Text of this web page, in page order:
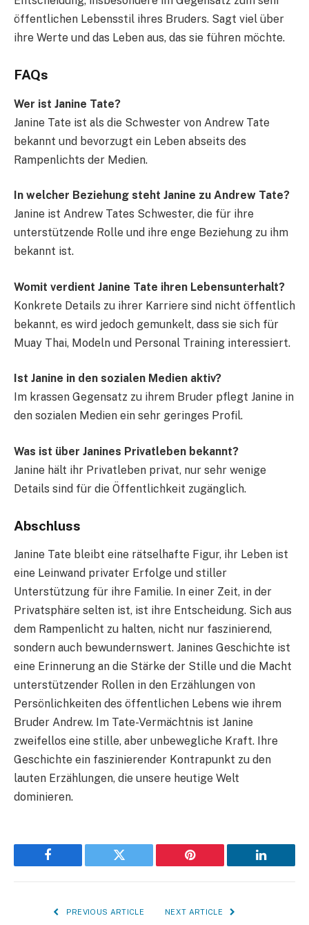
öffentlichen Lebensstil ihres Bruders. Sagt viel über
ihre Werte und das Leben aus, das sie führen möchte.
FAQs
Wer ist Janine Tate?
Janine Tate ist als die Schwester von Andrew Tate
bekannt und bevorzugt ein Leben abseits des
Rampenlichts der Medien.
In welcher Beziehung steht Janine zu Andrew Tate?
Janine ist Andrew Tates Schwester, die für ihre
unterstützende Rolle und ihre enge Beziehung zu ihm
bekannt ist.
Womit verdient Janine Tate ihren Lebensunterhalt?
Konkrete Details zu ihrer Karriere sind nicht öffentlich
bekannt, es wird jedoch gemunkelt, dass sie sich für
Muay Thai, Modeln und Personal Training interessiert.
Ist Janine in den sozialen Medien aktiv?
Im krassen Gegensatz zu ihrem Bruder pflegt Janine in
den sozialen Medien ein sehr geringes Profil.
Was ist über Janines Privatleben bekannt?
Janine hält ihr Privatleben privat, nur sehr wenige
Details sind für die Öffentlichkeit zugänglich.
Abschluss
Janine Tate bleibt eine rätselhafte Figur, ihr Leben ist
eine Leinwand privater Erfolge und stiller
Unterstützung für ihre Familie. In einer Zeit, in der
Privatsphäre selten ist, ist ihre Entscheidung. Sich aus
dem Rampenlicht zu halten, nicht nur faszinierend,
sondern auch bewundernswert. Janines Geschichte ist
eine Erinnerung an die Stärke der Stille und die Macht
unterstützender Rollen in den Erzählungen von
Persönlichkeiten des öffentlichen Lebens wie ihrem
Bruder Andrew. Im Tate-Vermächtnis ist Janine
zweifellos eine stille, aber unbewegliche Kraft. Ihre
Geschichte ein faszinierender Kontrapunkt zu den
lauten Erzählungen, die unsere heutige Welt
dominieren.
Facebook Twitter Pinterest LinkedIn
PREVIOUS ARTICLE NEXT ARTICLE